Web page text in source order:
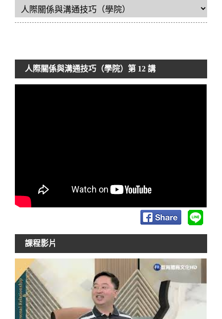
人際關係與溝通技巧（學院）第 12 講
課程影片